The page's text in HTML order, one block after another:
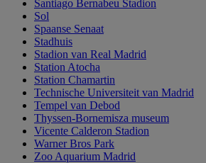
Santiago Bernabeu Stadion
Sol
Spaanse Senaat
Stadhuis
Stadion van Real Madrid
Station Atocha
Station Chamartin
Technische Universiteit van Madrid
Tempel van Debod
Thyssen-Bornemisza museum
Vicente Calderon Stadion
Warner Bros Park
Zoo Aquarium Madrid